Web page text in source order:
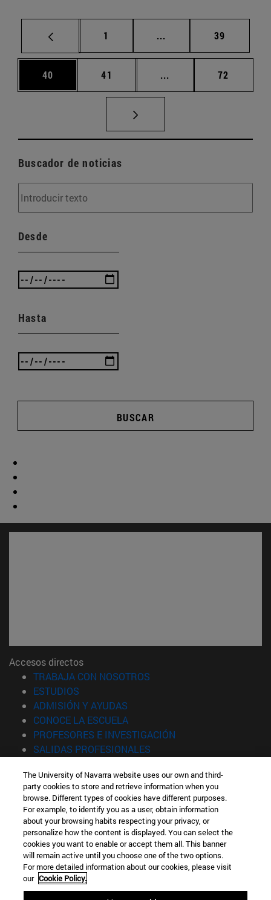
Página
1 ... Páginas intermedias
Página
39
Página
40 Página
41 ... Páginas intermedias
Página
72
Buscador de noticias
Desde
Hasta
BUSCAR
Accesos directos
TRABAJA CON NOSOTROS
ESTUDIOS
ADMISIÓN Y AYUDAS
CONOCE LA ESCUELA(abre en nueva ventana)
PROFESORES E INVESTIGACIÓN
SALIDAS PROFESIONALES
Información
TFNO +34 943 21 98 77
¿QUÉ GRADO TE INTERESA?
¿QUÉ MÁSTER TE INTERESA?
© Universidad de Navarra
Información legal
Accesibilidad
The University of Navarra website uses our own and third-
party cookies to store and retrieve information when you
browse. Different types of cookies have different purposes.
For example, to identify you as a user, obtain information
about your browsing habits respecting your privacy, or
personalize how the content is displayed. You can select the
cookies you want to enable or accept them all. This banner
will remain active until you choose one of the two options.
For more detailed information about our cookies, please visit
our Cookie Policy.